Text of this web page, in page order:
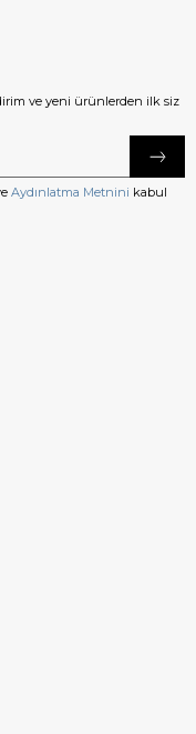
ve yeni ürünlerden ilk siz
Aydınlatma Metnini kabul